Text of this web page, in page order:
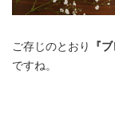
ご存じのとおり 『
ですね。